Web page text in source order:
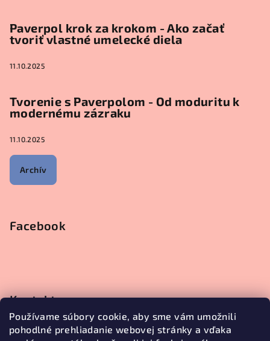
Používame súbory cookie, aby sme vám umožnili
pohodlné prehliadanie webovej stránky a vďaka
Paverpol krok za krokom - Ako začať
tvoriť vlastné umelecké diela
11.10.2025
Tvorenie s Paverpolom - Od moduritu k
modernému zázraku
11.10.2025
Archív
Facebook
Kontakt
objednavky@janetecreative.sk
+421905499957